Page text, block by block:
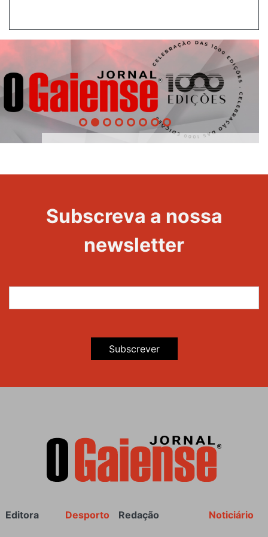
Evento
Subscreva a nossa
newsletter
Subscrever
Rodapé Noticiário
Redação
Desporto
Editora